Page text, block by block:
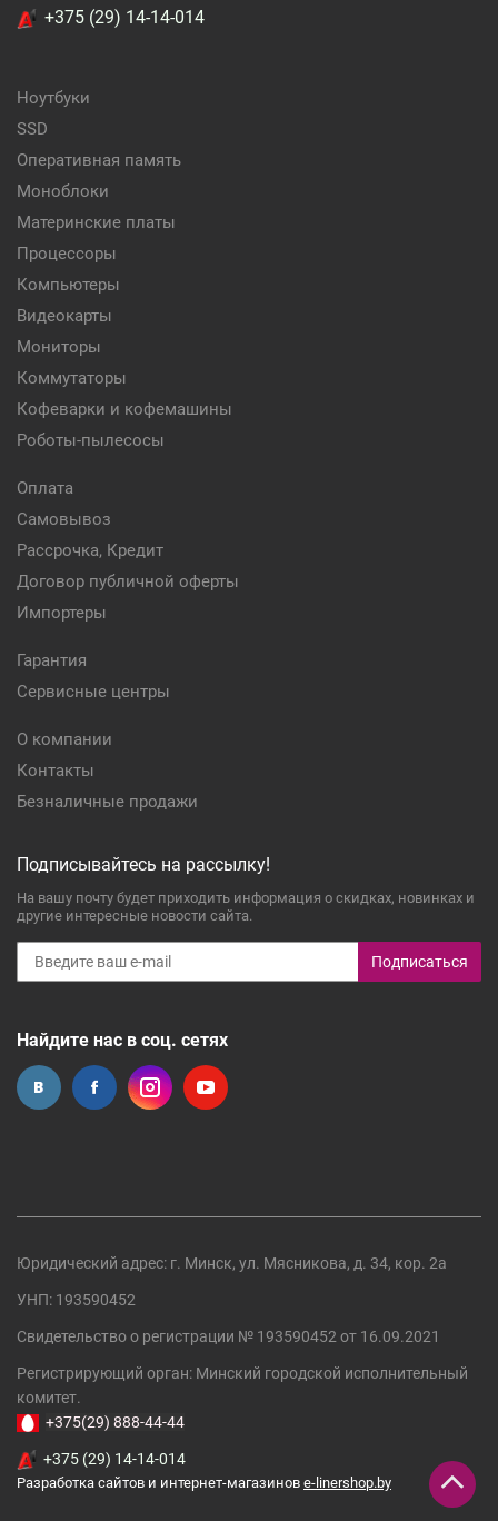
+375 (29) 14-14-014
Ноутбуки
SSD
Оперативная память
Моноблоки
Материнские платы
Процессоры
Компьютеры
Видеокарты
Мониторы
Коммутаторы
Кофеварки и кофемашины
Роботы-пылесосы
Оплата
Самовывоз
Рассрочка, Кредит
Договор публичной оферты
Импортеры
Гарантия
Сервисные центры
О компании
Контакты
Безналичные продажи
Подписывайтесь на рассылку!
На вашу почту будет приходить информация о скидках, новинках и
другие интересные новости сайта.
Подписаться
Найдите нас в соц. сетях
Юридический адрес: г. Минск, ул. Мясникова, д. 34, кор. 2а
УНП: 193590452
Свидетельство о регистрации № 193590452 от 16.09.2021
Регистрирующий орган: Минский городской исполнительный
комитет.
+375(29) 888-44-44
+375 (29) 14-14-014
Разработка сайтов и интернет-магазинов e-linershop.by